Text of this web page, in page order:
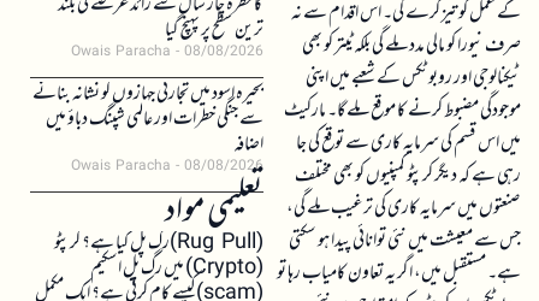
کے عمل کو تیز کرے گی۔ اس اقدام سے نہ
صرف نیورا کو مالی مدد ملے گی بلکہ ٹیتر کو بھی
ٹیکنالوجی اور روبوٹکس کے شعبے میں اپنی
موجودگی مضبوط کرنے کا موقع ملے گا۔ مارکیٹ
میں اس قسم کی سرمایہ کاری سے توقع کی جا
رہی ہے کہ دیگر کرپٹو کمپنیوں کو بھی مختلف
صنعتوں میں سرمایہ کاری کی ترغیب ملے گی،
جس سے معیشت میں نئی توانائی پیدا ہو سکتی
ہے۔ مستقبل میں، اگر یہ تعاون کامیاب رہا تو
ترین سطح پر پہنچ گیا
Owais Paracha 08/08/2026
بحیرہ اسود میں تجارتی جہازوں کو نشانہ بنانے
سے جنگی خطرات اور عالمی شپنگ دباؤ میں
اضافہ
Owais Paracha 08/08/2026
تعلیمی مواد(Rug Pull)رگ پل کیا ہے؟ کرپٹو
(Crypto) میں رگ پل اسکیم